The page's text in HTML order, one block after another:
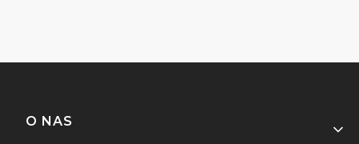
Linki w stopce
O NAS